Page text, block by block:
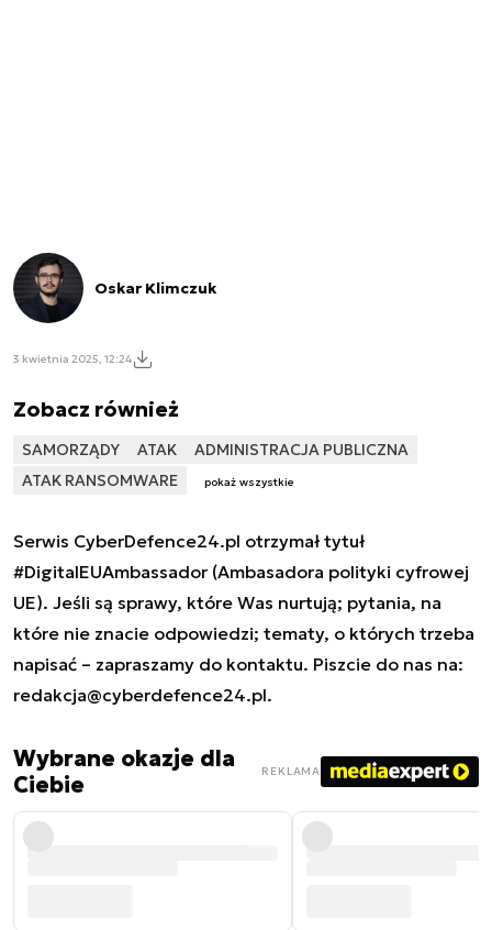
Oskar Klimczuk
3 kwietnia 2025, 12:24
Zobacz również
SAMORZĄDY ATAK
ADMINISTRACJA PUBLICZNA
ATAK RANSOMWARE
pokaż wszystkie
Serwis CyberDefence24.pl otrzymał tytuł
#DigitalEUAmbassador (Ambasadora polityki cyfrowej
UE). Jeśli są sprawy, które Was nurtują; pytania, na
które nie znacie odpowiedzi; tematy, o których trzeba
napisać – zapraszamy do kontaktu. Piszcie do nas na:
redakcja@cyberdefence24.pl.
Wybrane okazje dla
Ciebie
REKLAMA